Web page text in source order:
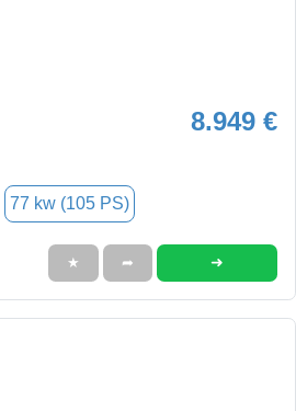
8.949 €
77 kw (105 PS)
★ ➦ ➜